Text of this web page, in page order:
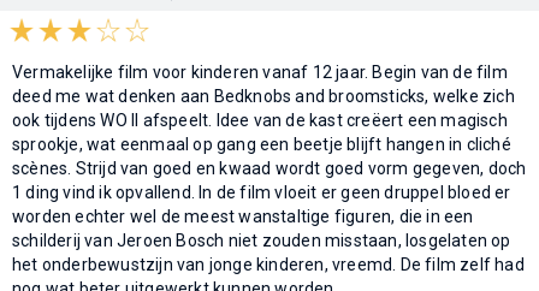
Vermakelijke film voor kinderen vanaf 12 jaar. Begin van de film
deed me wat denken aan Bedknobs and broomsticks, welke zich
ook tijdens WO II afspeelt. Idee van de kast creëert een magisch
sprookje, wat eenmaal op gang een beetje blijft hangen in cliché
scènes. Strijd van goed en kwaad wordt goed vorm gegeven, doch
1 ding vind ik opvallend. In de film vloeit er geen druppel bloed er
worden echter wel de meest wanstaltige figuren, die in een
schilderij van Jeroen Bosch niet zouden misstaan, losgelaten op
het onderbewustzijn van jonge kinderen, vreemd. De film zelf had